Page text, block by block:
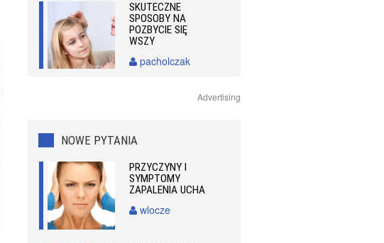
SKUTECZNE
SPOSOBY NA
POZBYCIE SIĘ
WSZY
pacholczak
Advertising
NOWE PYTANIA
PRZYCZYNY I
SYMPTOMY
ZAPALENIA UCHA
wlocze